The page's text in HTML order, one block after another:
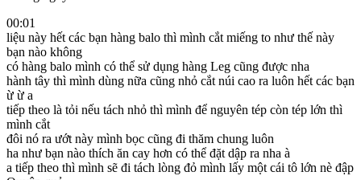
00:01
liệu này hết các bạn hàng balo thì mình cắt miếng to như thế này
bạn nào không
có hàng balo mình có thể sử dụng hàng Leg cũng được nha
hành tây thì mình dùng nữa cũng nhỏ cắt núi cao ra luôn hết các bạn
ừ ừ a
tiếp theo là tỏi nếu tách nhỏ thì mình để nguyên tép còn tép lớn thì
mình cắt
đôi nó ra ướt này mình bọc cũng đi thăm chung luôn
ha như bạn nào thích ăn cay hơn có thể đặt dập ra nha à
a tiếp theo thì mình sẽ đi tách lòng đỏ mình lấy một cái tô lớn nè đập